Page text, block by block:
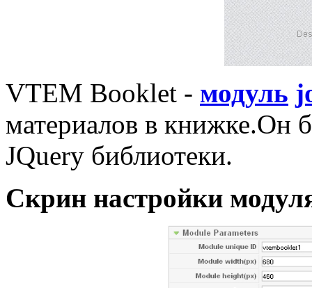
VTEM Booklet - модуль
материалов в книжке.Он
JQuery библиотеки.
Скрин настройки